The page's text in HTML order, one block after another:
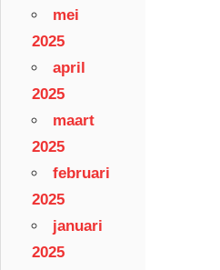
mei
2025
april
2025
maart
2025
februari
2025
januari
2025